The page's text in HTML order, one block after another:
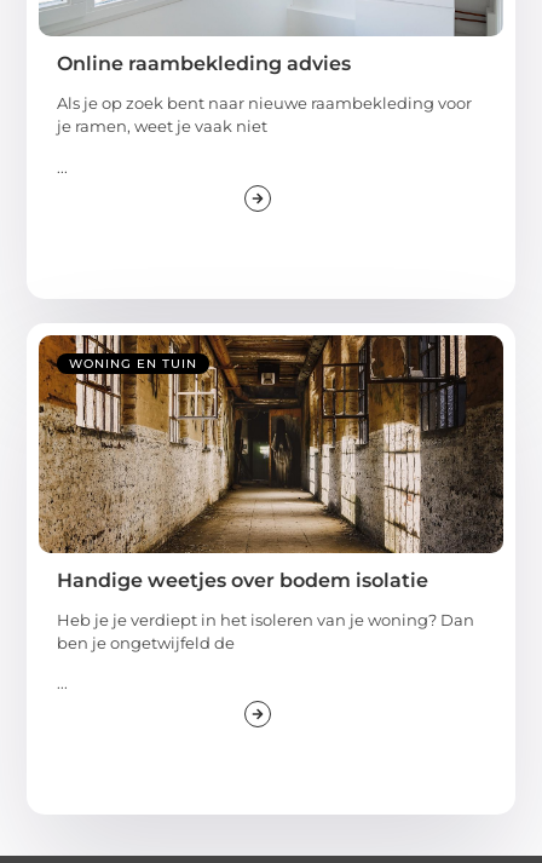
Online raambekleding advies
Als je op zoek bent naar nieuwe raambekleding voor
je ramen, weet je vaak niet
...
WONING EN TUIN
Handige weetjes over bodem isolatie
Heb je je verdiept in het isoleren van je woning? Dan
ben je ongetwijfeld de
...